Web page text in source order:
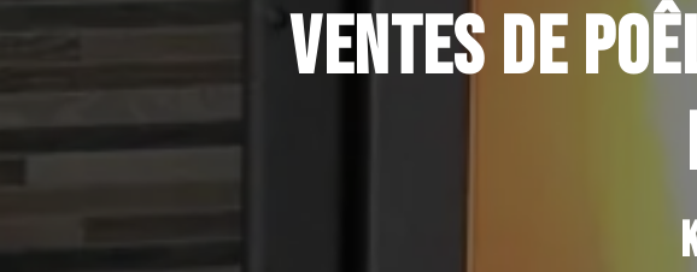
VENTES DE